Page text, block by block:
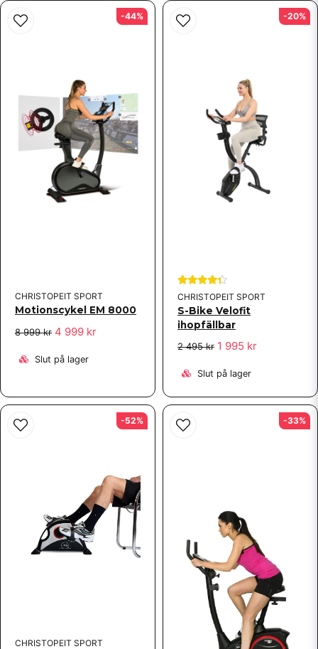
CHRISTOPEIT SPORT
Motionscykel EM 8000
8 999 kr 4 999 kr
Slut på lager
-44%
CHRISTOPEIT SPORT
S-Bike Velofit
ihopfällbar
2 495 kr 1 995 kr
Slut på lager
-20%
CHRISTOPEIT SPORT
-52% -33%